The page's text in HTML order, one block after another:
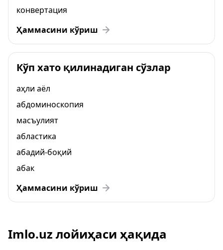
конвертация
Ҳаммасини кўриш
Кўп хато қилинадиган сўзлар
аҳли аёл
абдоминоскопия
масъулият
абластика
абадий-боқий
абак
Ҳаммасини кўриш
Imlo.uz лойиҳаси ҳақида